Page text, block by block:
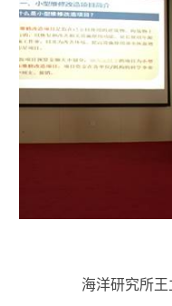
海洋研究所王